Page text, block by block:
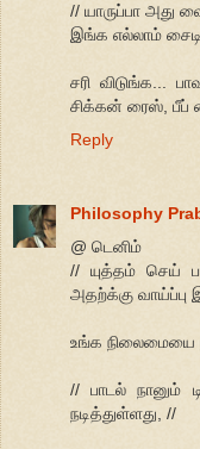
// யாருப்பா அது
இங்க எல்லாம்
சரி விடுங்க...
சிக்கன் ரைஸ், பீப்
Reply
Philosophy
@ டெனிம்
// யுத்தம் செய்
அதற்க்கு வாய்ப்பு
உங்க நிலைமையை
// பாடல் நானும்
நடித்துள்ளது, //